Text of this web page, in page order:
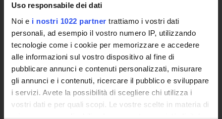
Uso responsabile dei dati
Noi e i nostri 1022 partner trattiamo i vostri dati
personali, ad esempio il vostro numero IP, utilizzando
tecnologie come i cookie per memorizzare e accedere
alle informazioni sul vostro dispositivo al fine di
pubblicare annunci e contenuti personalizzati, misurare
gli annunci e i contenuti, ricercare il pubblico e sviluppare
i servizi. Avete la possibilità di scegliere chi utilizza i
vostri dati e per quali scopi. Le vostre scelte in materia di
privacy sono applicabili solo su questa proprietà digitale
Struttura e Personale
Le Sedi
Polo Bibliotecario Multimediale di Ateneo
Sistemi Informativi di Ateneo
Bandi e Concorsi
Poli di Studio
International Cooperation
L'infrastruttura di e-Learning
Eventi